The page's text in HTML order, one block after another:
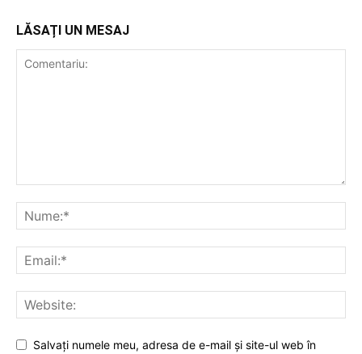
LĂSAȚI UN MESAJ
Salvați numele meu, adresa de e-mail și site-ul web în